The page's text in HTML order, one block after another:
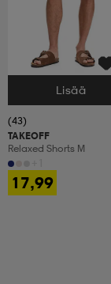
Valitse Koko
Lisää
(43)
TAKEOFF
Relaxed Shorts M
17,99